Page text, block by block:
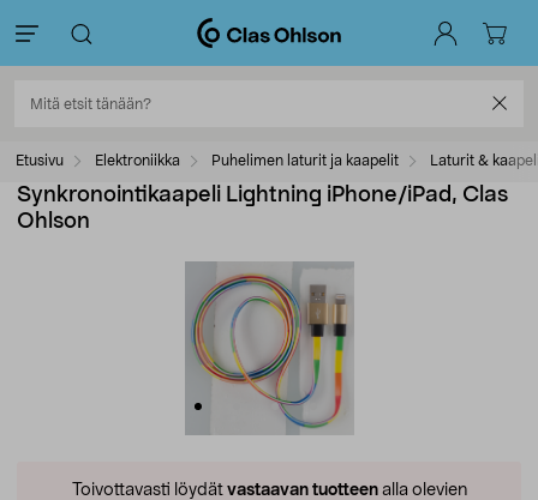
Etusivu Elektroniikka Puhelimen laturit ja kaapelit Laturit &
Synkronointikaapeli Lightning iPhone/iPad, Clas
Ohlson
Toivottavasti löydät vastaavan tuotteenalla olevien